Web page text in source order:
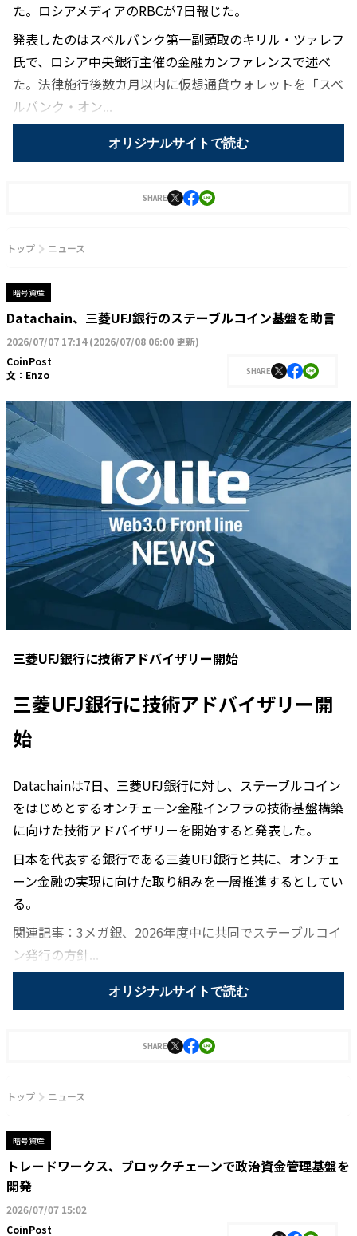
た。ロシアメディアのRBCが7日報じた。
発表したのはスベルバンク第一副頭取のキリル・ツァレフ
氏で、ロシア中央銀行主催の金融カンファレンスで述べ
た。法律施行後数カ月以内に仮想通貨ウォレットを「スベ
ルバンク・オン...
オリジナルサイトで読む
SHARE
トップ ニュース
暗号資産
Datachain、三菱UFJ銀行のステーブルコイン基盤を助言
2026/07/07 17:14(2026/07/08 06:00 更新)
CoinPost
文： Enzo SHARE
三菱UFJ銀行に技術アドバイザリー開始
三菱UFJ銀行に技術アドバイザリー開
始
Datachainは7日、三菱UFJ銀行に対し、ステーブルコイン
をはじめとするオンチェーン金融インフラの技術基盤構築
に向けた技術アドバイザリーを開始すると発表した。
日本を代表する銀行である三菱UFJ銀行と共に、オンチェ
ーン金融の実現に向けた取り組みを一層推進するとしてい
る。
関連記事：3メガ銀、2026年度中に共同でステーブルコイ
ン発行の方針...
オリジナルサイトで読む
SHARE
トップ ニュース
暗号資産
トレードワークス、ブロックチェーンで政治資金管理基盤を
開発
2026/07/07 15:02
CoinPost